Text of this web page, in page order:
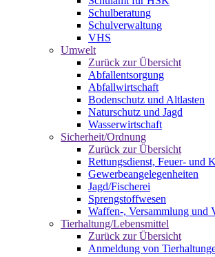
Schulberatung
Schulverwaltung
VHS
Umwelt
Zurück zur Übersicht
Abfallentsorgung
Abfallwirtschaft
Bodenschutz und Altlasten
Naturschutz und Jagd
Wasserwirtschaft
Sicherheit/Ordnung
Zurück zur Übersicht
Rettungsdienst, Feuer- und
Gewerbeangelegenheiten
Jagd/Fischerei
Sprengstoffwesen
Waffen-, Versammlung und
Tierhaltung/Lebensmittel
Zurück zur Übersicht
Anmeldung von